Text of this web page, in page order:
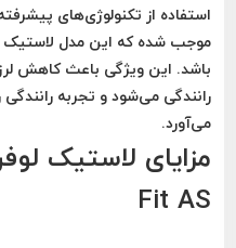
استفاده از تکنولوژی‌های
موجب شده که این مدل لاستیک
باشد. این ویژگی باعث کاهش
رانندگی می‌شود و تجربه رانندگی
می‌آورد.
Fit AS